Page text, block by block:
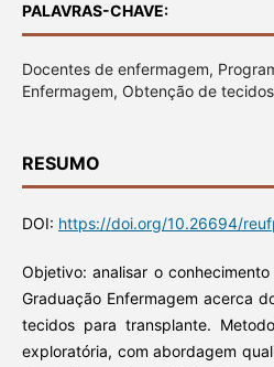
PALAVRAS-CHAVE:
Docentes de enfermagem,
Enfermagem, Obtenção de
RESUMO
DOI: https://doi.org/10.26694/
Objetivo: analisar o
Graduação Enfermagem acerca
tecidos para transplante.
exploratória, com abordagem